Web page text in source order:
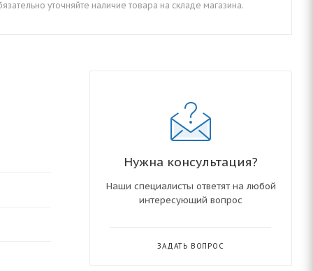
уточняйте наличие товара на складе магазина.
Нужна консультация?
Наши специалисты ответят на любой
интересующий вопрос
ЗАДАТЬ ВОПРОС